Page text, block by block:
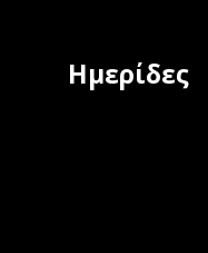
Ημερίδες